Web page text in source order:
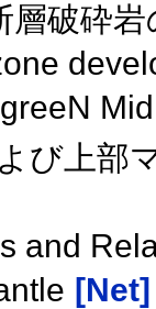
層破砕
び上部
and
[Net]